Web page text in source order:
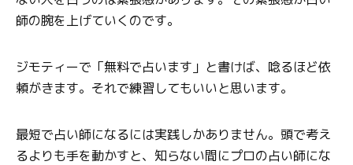
師の腕を上げていくのです。
ジモティーで「無料で占います」と書けば、唸るほど依
頼がきます。それで練習してもいいと思います。
最短で占い師になるには実践しかありません。頭で考え
るよりも手を動かすと、知らない間にプロの占い師にな